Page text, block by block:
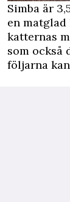
Simba är
en
katternas
som också
följarna kan